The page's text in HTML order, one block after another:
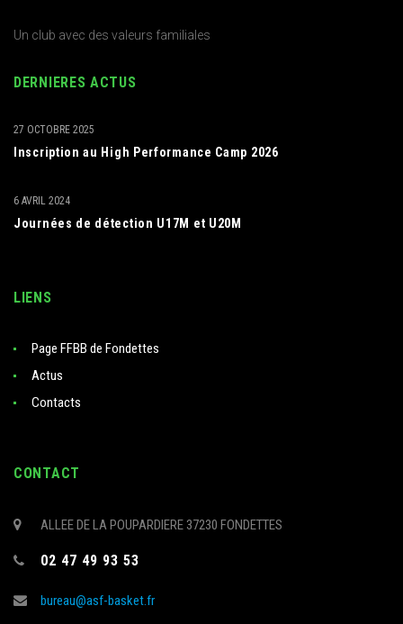
Un club avec des valeurs familiales
DERNIERES ACTUS
Inscription au High Performance Camp 2026
27 OCTOBRE 2025
Journées de détection U17M et U20M
6 AVRIL 2024
LIENS
Page FFBB de Fondettes
Actus
Contacts
CONTACT
ALLEE DE LA POUPARDIERE 37230 FONDETTES
02 47 49 93 53
bureau@asf-basket.fr